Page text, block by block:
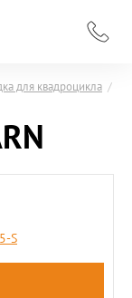
для квадроцикла /
S